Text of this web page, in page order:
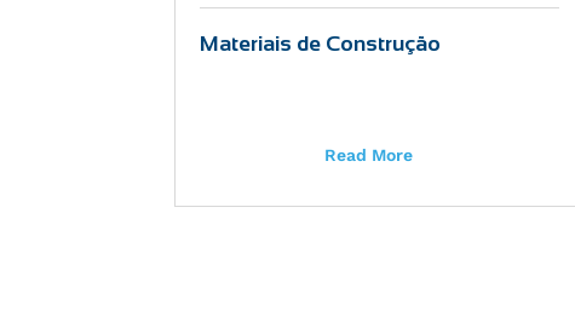
Materiais de Construção
Read More